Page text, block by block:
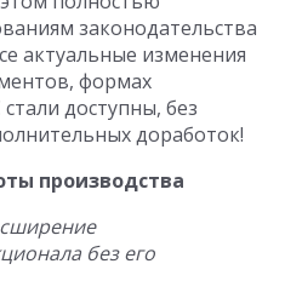
законодательства
актуальные изменения
формах
доступны, без
доработок!
производства
без его